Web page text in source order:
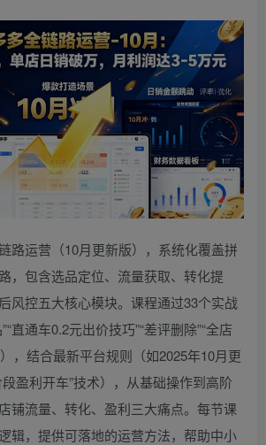
路运营（10月更新版），系统化覆盖拼
，包含选品定位、流量获取、转化提
风控五大核心模块。课程通过33个实战
直通车0.2元出价技巧”“差评删除”“全店
，结合最新平台规则（如2025年10月更
盈利开车”技术），从基础操作到高阶
铺流量、转化、盈利三大痛点。每节课
辑，提供可落地的运营方法，帮助中小